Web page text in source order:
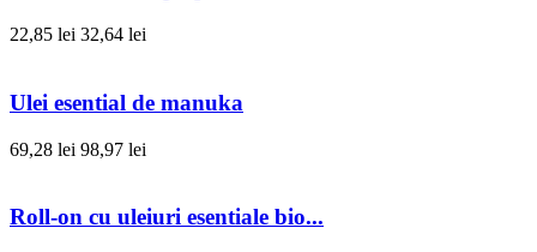
22,85 lei 32,64 lei
Ulei esential de manuka
69,28 lei 98,97 lei
Roll-on cu uleiuri esentiale bio...